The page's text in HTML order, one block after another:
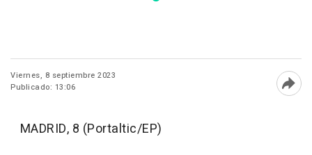
Viernes, 8 septiembre 2023
Publicado: 13:06
MADRID, 8 (Portaltic/EP)